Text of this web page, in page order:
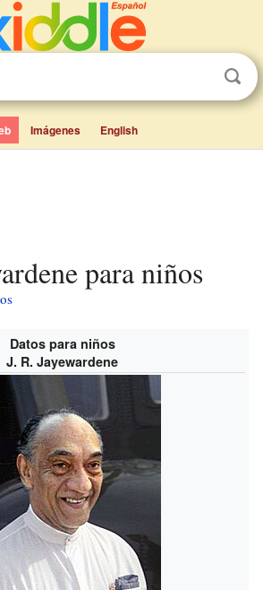
Imágenes English
para niños
Datos para niños
J. R. Jayewardene